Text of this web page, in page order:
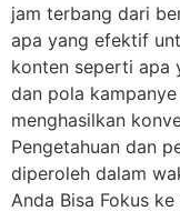
jam terbang dari
apa yang efektif
konten seperti apa
dan pola
menghasilkan
Pengetahuan dan
diperoleh dalam
Anda Bisa Fokus